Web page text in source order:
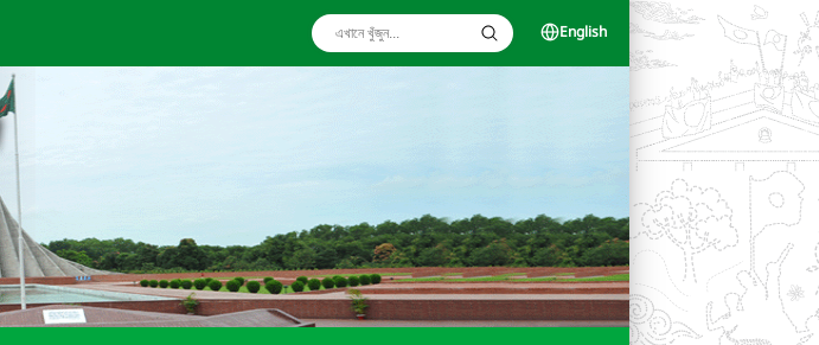
English